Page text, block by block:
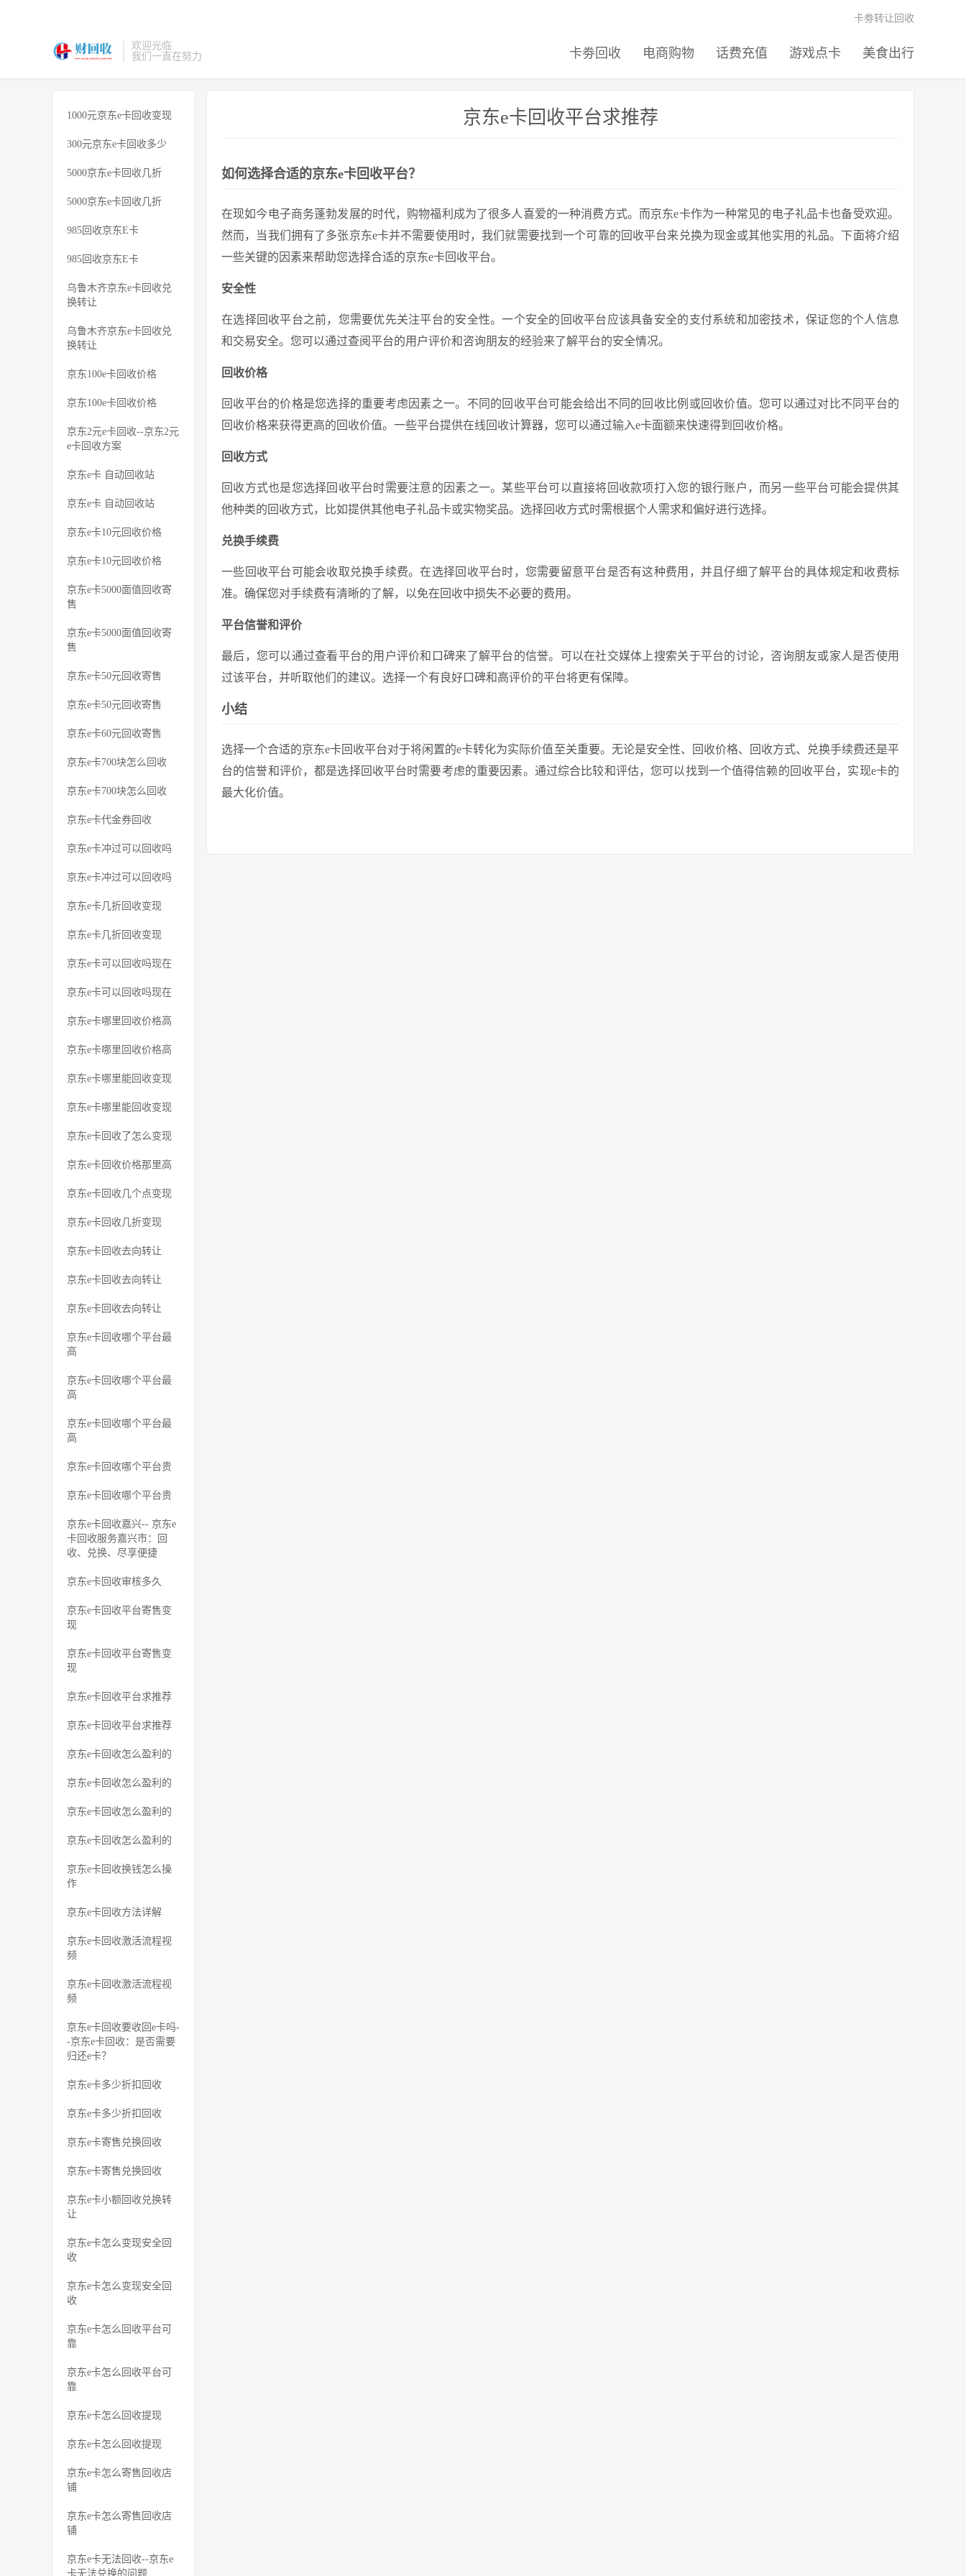
欢迎光临
我们一直在努力
卡劵回收 电商购物 话费充值 游戏点卡 美食出行
卡劵转让回收
1000元京东e卡回收变现
300元京东e卡回收多少
5000京东e卡回收几折
5000京东e卡回收几折
985回收京东E卡
985回收京东E卡
乌鲁木齐京东e卡回收兑
换转让
乌鲁木齐京东e卡回收兑
换转让
京东100e卡回收价格
京东100e卡回收价格
京东2元e卡回收--京东2元
e卡回收方案
京东e卡 自动回收站
京东e卡 自动回收站
京东e卡10元回收价格
京东e卡10元回收价格
京东e卡5000面值回收寄
售
京东e卡5000面值回收寄
售
京东e卡50元回收寄售
京东e卡50元回收寄售
京东e卡60元回收寄售
京东e卡700块怎么回收
京东e卡700块怎么回收
京东e卡代金券回收
京东e卡冲过可以回收吗
京东e卡冲过可以回收吗
京东e卡几折回收变现
京东e卡几折回收变现
京东e卡可以回收吗现在
京东e卡可以回收吗现在
京东e卡哪里回收价格高
京东e卡哪里回收价格高
京东e卡哪里能回收变现
京东e卡哪里能回收变现
京东e卡回收了怎么变现
京东e卡回收价格那里高
京东e卡回收几个点变现
京东e卡回收几折变现
京东e卡回收去向转让
京东e卡回收去向转让
京东e卡回收去向转让
京东e卡回收哪个平台最
高
京东e卡回收哪个平台最
高
京东e卡回收哪个平台最
高
京东e卡回收哪个平台贵
京东e卡回收哪个平台贵
京东e卡回收嘉兴-- 京东e
卡回收服务嘉兴市：回
收、兑换、尽享便捷
京东e卡回收审核多久
京东e卡回收平台寄售变
现
京东e卡回收平台寄售变
现
京东e卡回收平台求推荐
京东e卡回收平台求推荐
京东e卡回收怎么盈利的
京东e卡回收怎么盈利的
京东e卡回收怎么盈利的
京东e卡回收怎么盈利的
京东e卡回收换钱怎么操
作
京东e卡回收方法详解
京东e卡回收激活流程视
频
京东e卡回收激活流程视
频
京东e卡回收要收回e卡吗-
-京东e卡回收：是否需要
归还e卡？
京东e卡多少折扣回收
京东e卡多少折扣回收
京东e卡寄售兑换回收
京东e卡寄售兑换回收
京东e卡小额回收兑换转
让
京东e卡怎么变现安全回
收
京东e卡怎么变现安全回
收
京东e卡怎么回收平台可
靠
京东e卡怎么回收平台可
靠
京东e卡怎么回收提现
京东e卡怎么回收提现
京东e卡怎么寄售回收店
铺
京东e卡怎么寄售回收店
铺
京东e卡无法回收--京东e
卡无法兑换的问题
京东e卡回收平台求推荐
如何选择合适的京东e卡回收平台？
在现如今电子商务蓬勃发展的时代，购物福利成为了很多人喜爱的一种消费方式。而京东e卡作为一种常见的电子礼品卡也备受欢迎。
然而，当我们拥有了多张京东e卡并不需要使用时，我们就需要找到一个可靠的回收平台来兑换为现金或其他实用的礼品。下面将介绍
一些关键的因素来帮助您选择合适的京东e卡回收平台。
安全性
在选择回收平台之前，您需要优先关注平台的安全性。一个安全的回收平台应该具备安全的支付系统和加密技术，保证您的个人信息
和交易安全。您可以通过查阅平台的用户评价和咨询朋友的经验来了解平台的安全情况。
回收价格
回收平台的价格是您选择的重要考虑因素之一。不同的回收平台可能会给出不同的回收比例或回收价值。您可以通过对比不同平台的
回收价格来获得更高的回收价值。一些平台提供在线回收计算器，您可以通过输入e卡面额来快速得到回收价格。
回收方式
回收方式也是您选择回收平台时需要注意的因素之一。某些平台可以直接将回收款项打入您的银行账户，而另一些平台可能会提供其
他种类的回收方式，比如提供其他电子礼品卡或实物奖品。选择回收方式时需根据个人需求和偏好进行选择。
兑换手续费
一些回收平台可能会收取兑换手续费。在选择回收平台时，您需要留意平台是否有这种费用，并且仔细了解平台的具体规定和收费标
准。确保您对手续费有清晰的了解，以免在回收中损失不必要的费用。
平台信誉和评价
最后，您可以通过查看平台的用户评价和口碑来了解平台的信誉。可以在社交媒体上搜索关于平台的讨论，咨询朋友或家人是否使用
过该平台，并听取他们的建议。选择一个有良好口碑和高评价的平台将更有保障。
小结
选择一个合适的京东e卡回收平台对于将闲置的e卡转化为实际价值至关重要。无论是安全性、回收价格、回收方式、兑换手续费还是平
台的信誉和评价，都是选择回收平台时需要考虑的重要因素。通过综合比较和评估，您可以找到一个值得信赖的回收平台，实现e卡的
最大化价值。